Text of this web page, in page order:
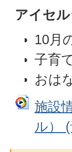
アイセ
10月
子育
おは
施設
ル）